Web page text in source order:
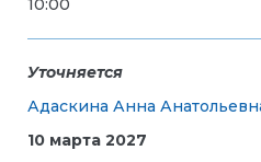
Уточняется
Адаскина Анна
10 марта 2027